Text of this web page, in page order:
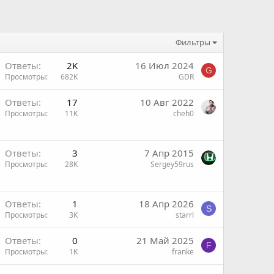
Фильтры
Ответы 2K
Просмотры 682K
16 Июл 2024
GDR
G
Ответы 17
Просмотры 11K
10 Авг 2022
cheh0
Ответы 3
Просмотры 28K
7 Апр 2015
Sergey59rus
Ответы 1
Просмотры 3K
18 Апр 2026
starrl
S
Ответы 0
Просмотры 1K
21 Май 2025
franke
F